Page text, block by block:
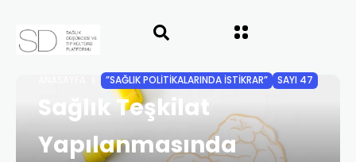
”SAĞLIK POLITIKALARINDA İSTIKRAR” SAYI 47
Sağlık Teşkilat
Yapılanmasında